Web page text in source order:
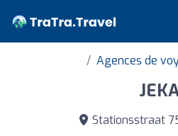
Agences de
Stationsstraat